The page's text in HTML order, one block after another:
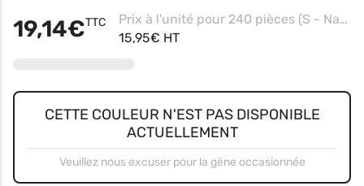
19,14€TTC
Prix à l'unité pour 240 pièces (S - Navy/black)
15,95€ HT
CETTE COULEUR N'EST PAS DISPONIBLE
ACTUELLEMENT
Veuillez nous excuser pour la gêne occasionnée